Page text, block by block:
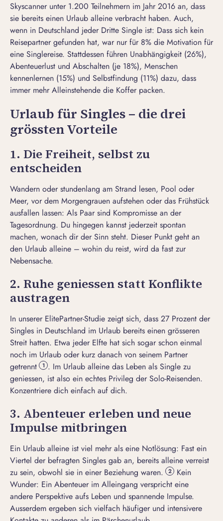
Skyscannerunter 1.200 Teilnehmern im Jahr 2016 an, dass
sie bereits einen Urlaub alleine verbracht haben. Auch,
wenn in Deutschland jeder Dritte Single ist: Dass sich kein
Reisepartner gefunden hat, war nur für 8% die Motivation für
eine Singlereise. Stattdessen führen Unabhängigkeit (26%),
Abenteuerlust und Abschalten (je 18%), Menschen
kennenlernen (15%) und Selbstfindung (11%) dazu, dass
immer mehr Alleinstehende die Koffer packen.
Urlaub für Singles – die drei
grössten Vorteile
1. Die Freiheit, selbst zu
entscheiden
Wandern oder stundenlang am Strand lesen, Pool oder
Meer, vor dem Morgengrauen aufstehen oder das Frühstück
ausfallen lassen: Als Paar sind Kompromisse an der
Tagesordnung. Du hingegen kannst jederzeit spontan
machen, wonach dir der Sinn steht. Dieser Punkt geht an
den Urlaub alleine – wohin du reist, wird da fast zur
Nebensache.
2. Ruhe geniessen statt Konflikte
austragen
In unserer ElitePartner-Studie zeigt sich, dass 27 Prozent der
Singles in Deutschland im Urlaub bereits einen grösseren
Streit hatten. Etwa jeder Elfte hat sich sogar schon einmal
noch im Urlaub oder kurz danach von seinem Partner
getrennt
1 . Im Urlaub alleine das Leben als Single zu
geniessen, ist also ein echtes Privileg der Solo-Reisenden.
Konzentriere dich einfach auf dich.
3. Abenteuer erleben und neue
Impulse mitbringen
Ein Urlaub alleine ist viel mehr als eine Notlösung: Fast ein
Viertel der befragten Singles gab an, bereits alleine verreist
zu sein, obwohl sie in einer Beziehung waren.
2
Kein
Wunder: Ein Abenteuer im Alleingang verspricht eine
andere Perspektive aufs Leben und spannende Impulse.
Ausserdem ergeben sich vielfach häufiger und intensivere